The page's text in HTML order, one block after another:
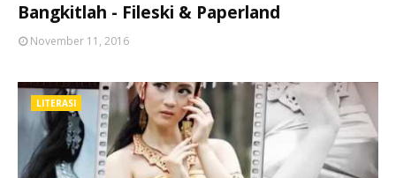
Bangkitlah - Fileski & Paperland
November 11, 2016
LITERASI